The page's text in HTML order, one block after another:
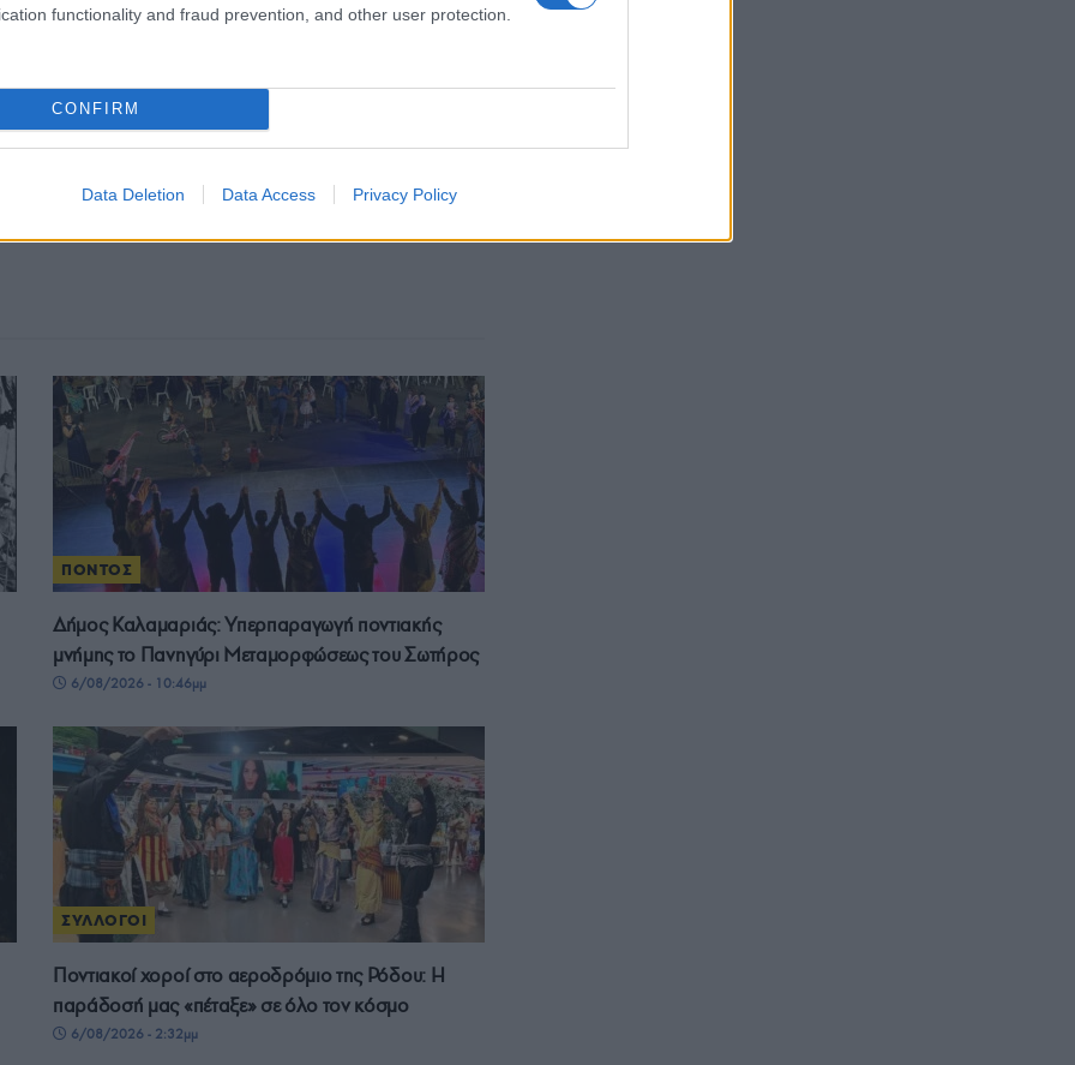
functionality and fraud prevention, and other user protection.
CONFIRM
Data Deletion Data Access Privacy Policy
Tweet
μας στοGoogle News
ΠΟΝΤΟΣ
Δήμος Καλαμαριάς: Υπερπαραγωγή ποντιακής
μνήμης το Πανηγύρι Μεταμορφώσεως του Σωτήρος
6/08/2026 - 10:46μμ
ΣΥΛΛΟΓΟΙ
Ποντιακοί χοροί στο αεροδρόμιο της Ρόδου: Η
παράδοσή μας «πέταξε» σε όλο τον κόσμο
6/08/2026 - 2:32μμ